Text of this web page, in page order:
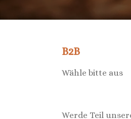
B2B
Wähle bitte aus
Werde Teil